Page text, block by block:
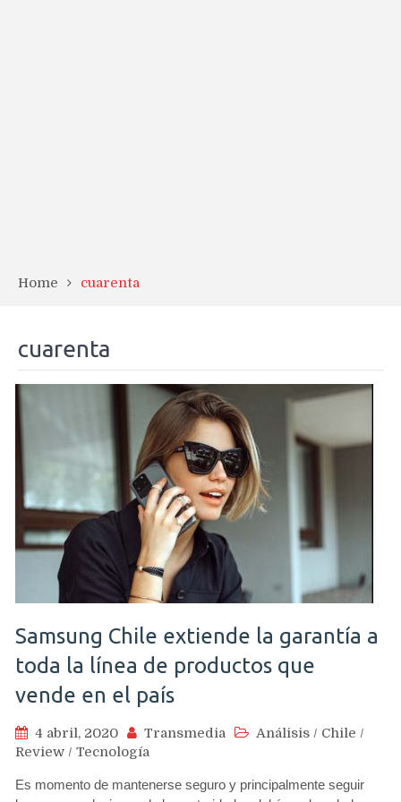
Home cuarenta
cuarenta
Samsung Chile extiende la garantía a
toda la línea de productos que
vende en el país
4 abril, 2020 Transmedia Análisis / Chile /
Review / Tecnología
Es momento de mantenerse seguro y principalmente seguir